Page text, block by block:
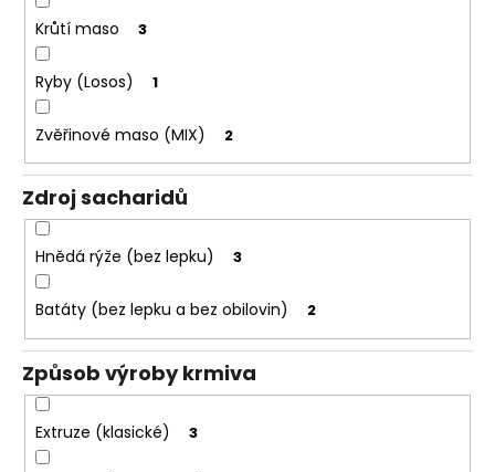
Krůtí maso 3
Ryby (Losos) 1
Zvěřinové maso (MIX) 2
Zdroj sacharidů
Hnědá rýže (bez lepku) 3
Batáty (bez lepku a bez obilovin) 2
Způsob výroby krmiva
Extruze (klasické) 3